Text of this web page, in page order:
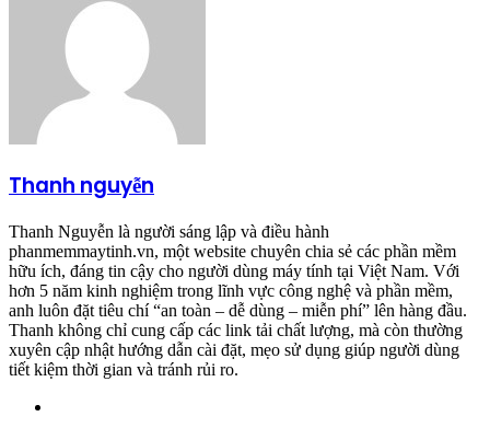
Thanh nguyễn
Thanh Nguyễn là người sáng lập và điều hành
phanmemmaytinh.vn, một website chuyên chia sẻ các phần mềm
hữu ích, đáng tin cậy cho người dùng máy tính tại Việt Nam. Với
hơn 5 năm kinh nghiệm trong lĩnh vực công nghệ và phần mềm,
anh luôn đặt tiêu chí “an toàn – dễ dùng – miễn phí” lên hàng đầu.
Thanh không chỉ cung cấp các link tải chất lượng, mà còn thường
xuyên cập nhật hướng dẫn cài đặt, mẹo sử dụng giúp người dùng
tiết kiệm thời gian và tránh rủi ro.